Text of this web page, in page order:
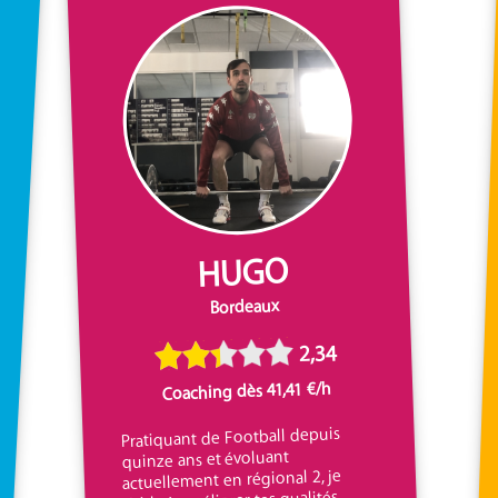
HUGO
Bordeaux
2,34
Coaching dès 41,41 €/h
Pratiquant de Football depuis
quinze ans et évoluant
actuellement en régional 2, je